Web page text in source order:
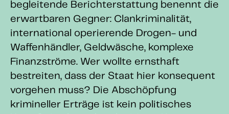
begleitende Berichterstattung benennt die
erwartbaren Gegner: Clankriminalität,
international operierende Drogen- und
Waffenhändler, Geldwäsche, komplexe
Finanzströme. Wer wollte ernsthaft
bestreiten, dass der Staat hier konsequent
vorgehen muss? Die Abschöpfung
krimineller Erträge ist kein politisches